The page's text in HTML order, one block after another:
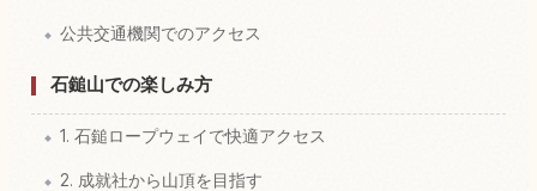
公共交通機関でのアクセス
石鎚山での楽しみ方
1. 石鎚ロープウェイで快適アクセス
2. 成就社から山頂を目指す